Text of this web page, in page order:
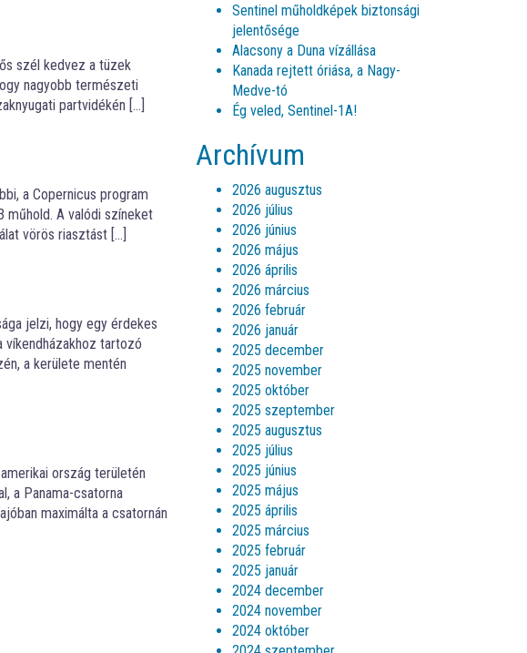
szél kedvez a tüzek
nagyobb természeti
partvidékén […]
a Copernicus program
műhold. A valódi színeket
vörös riasztást […]
jelzi, hogy egy érdekes
víkendházakhoz tartozó
a kerülete mentén
ország területén
a Panama-csatorna
maximálta a csatornán
Sentinel műholdképek biztonsági
jelentősége
Alacsony a Duna vízállása
Kanada rejtett óriása, a Nagy-
Medve-tó
Ég veled, Sentinel-1A!
Archívum
2026 augusztus
2026 július
2026 június
2026 május
2026 április
2026 március
2026 február
2026 január
2025 december
2025 november
2025 október
2025 szeptember
2025 augusztus
2025 július
2025 június
2025 május
2025 április
2025 március
2025 február
2025 január
2024 december
2024 november
2024 október